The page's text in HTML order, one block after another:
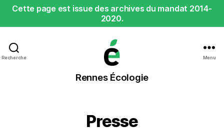
Cette page est issue des archives du mandat 2014-
2020.
Recherche
Rennes
Écologie
Rennes Écologie
Menu
Presse